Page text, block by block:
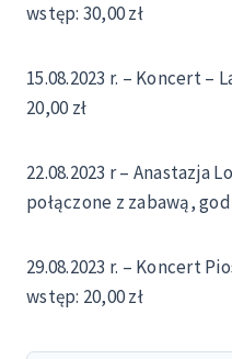
wstęp: 30,00 zł
15.08.2023 r. – Koncert –
20,00 zł
22.08.2023 r – Anastazja
połączone z zabawą,
29.08.2023 r. – Koncert
wstęp: 20,00 zł